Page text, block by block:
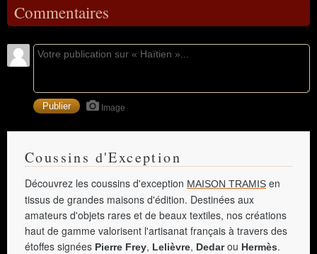
Commentaires
Image
Coussins d'Exception
Découvrez les coussins d'exception MAISON TRAMIS en
tissus de grandes maisons d'édition. Destinées aux
amateurs d'objets rares et de beaux textiles, nos créations
haut de gamme valorisent l'artisanat français à travers des
étoffes signées Pierre Frey, Lelièvre, Dedarou Hermès.